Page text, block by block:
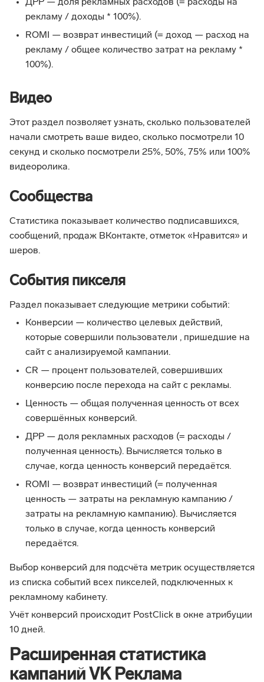
ДРР — доля рекламных расходов (= расходы на
рекламу / доходы * 100%).
ROMI — возврат инвестиций (= доход — расход на
рекламу / общее количество затрат на рекламу *
100%).
Видео
Этот раздел позволяет узнать, сколько пользователей
начали смотреть ваше видео, сколько посмотрели 10
секунд и сколько посмотрели 25%, 50%, 75% или 100%
видеоролика.
Сообщества
Статистика показывает количество подписавшихся,
сообщений, продаж ВКонтакте, отметок «Нравится» и
шеров.
События пикселя
Раздел показывает следующие метрики событий:
Конверсии — количество целевых действий,
которые совершили пользователи , пришедшие на
сайт с анализируемой кампании.
CR — процент пользователей, совершивших
конверсию после перехода на сайт с рекламы.
Ценность — общая полученная ценность от всех
совершённых конверсий.
ДРР — доля рекламных расходов (= расходы /
полученная ценность). Вычисляется только в
случае, когда ценность конверсий передаётся.
ROMI — возврат инвестиций (= полученная
ценность — затраты на рекламную кампанию /
затраты на рекламную кампанию). Вычисляется
только в случае, когда ценность конверсий
передаётся.
Выбор конверсий для подсчёта метрик осуществляется
из списка событий всех пикселей, подключенных к
рекламному кабинету.
Учёт конверсий происходит PostClick в окне атрибуции
10 дней.
Расширенная статистика
кампаний VK Реклама